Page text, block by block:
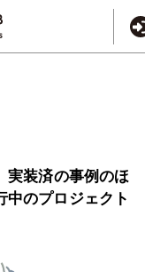
実装済の事例のほ
中のプロジェクト